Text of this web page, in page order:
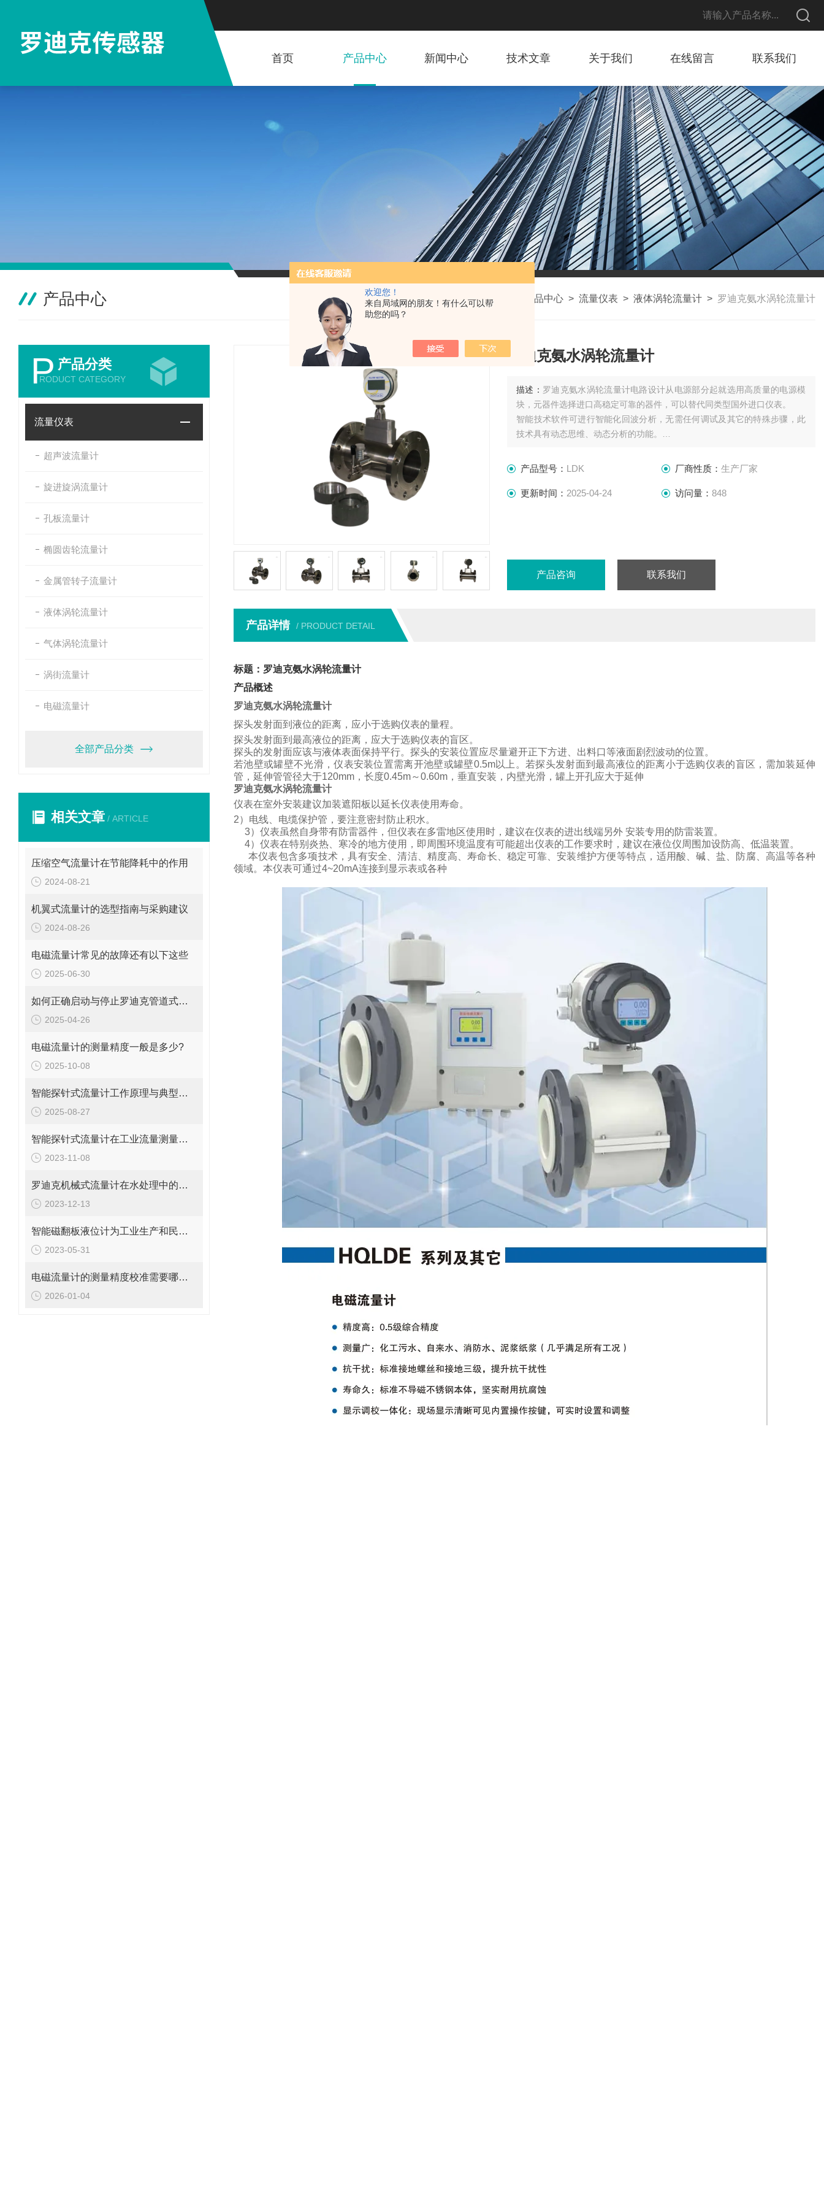
欢迎您！
来自局域网的朋友！有什么可以帮
助您的吗？
首页 产品中心 新闻中心 技术文章 关于我们 在线留言 联系我们
产品中心 我的位置：首页 产品中心 > 流量仪表 > 液体涡轮流量计 > 罗迪克氨水涡轮流量计
P 产品分类
RODUCT CATEGORY
流量仪表
超声波流量计
旋进旋涡流量计
孔板流量计
椭圆齿轮流量计
金属管转子流量计
液体涡轮流量计
气体涡轮流量计
涡街流量计
电磁流量计
全部产品分类
相关文章 / ARTICLE
压缩空气流量计在节能降耗中的作用
2024-08-21
机翼式流量计的选型指南与采购建议
2024-08-26
电磁流量计常见的故障还有以下这些
2025-06-30
如何正确启动与停止罗迪克管道式流量计？操作要点要牢记
2025-04-26
电磁流量计的测量精度一般是多少?
2025-10-08
智能探针式流量计工作原理与典型应用
2025-08-27
智能探针式流量计在工业流量测量中的应用
2023-11-08
罗迪克机械式流量计在水处理中的应用
2023-12-13
智能磁翻板液位计为工业生产和民用生活提供了重要的保障
2023-05-31
电磁流量计的测量精度校准需要哪些工具和设备?
2026-01-04
罗迪克氨水涡轮流量计
描述： 罗迪克氨水涡轮流量计电路设计从电源部分起就选用高质量的电源模
块，元器件选择进口高稳定可靠的器件，可以替代同类型国外进口仪表。
智能技术软件可进行智能化回波分析，无需任何调试及其它的特殊步骤，此
技术具有动态思维、动态分析的功能。
产品型号： LDK 厂商性质： 生产厂家
更新时间： 2025-04-24 访问量： 848
产品咨询 联系我们
产品详情 / PRODUCT DETAIL
标题：罗迪克氨水涡轮流量计
产品概述
罗迪克氨水涡轮流量计
探头发射面到液位的距离，应小于选购仪表的量程。
探头发射面到最高液位的距离，应大于选购仪表的盲区。
探头的发射面应该与液体表面保持平行。 探头的安装位置应尽量避开正下方进、出料口等液面剧烈波动的位置。
若池壁或罐壁不光滑，仪表安装位置需离开池壁或罐壁0.5m以上。 若探头发射面到最高液位的距离小于选购仪表的盲区，需加装延伸
管， 延伸管管径大于120mm ，长度0.45m～0.60m ，垂直安装，内壁光滑，罐上开孔应大于延伸
罗迪克氨水涡轮流量计
仪表在室外安装建议加装遮阳板以延长仪表使用寿命。
2）电线、电缆保护管，要注意密封防止积水。
3）仪表虽然自身带有防雷器件，但仪表在多雷地区使用时，建议在仪表的进出线端另外 安装专用的防雷装置。
4）仪表在特别炎热、寒冷的地方使用，即周围环境温度有可能超出仪表的工作要求时，建议在液位仪周围加设防高、低温装置。
本仪表包含多项技术，具有安全、清洁、精度高、寿命长、稳定可靠、安装维护方便等特点， 适用酸、碱、盐、防腐、高温等各种
领域。 本仪表可通过4~20mA连接到显示表或各种